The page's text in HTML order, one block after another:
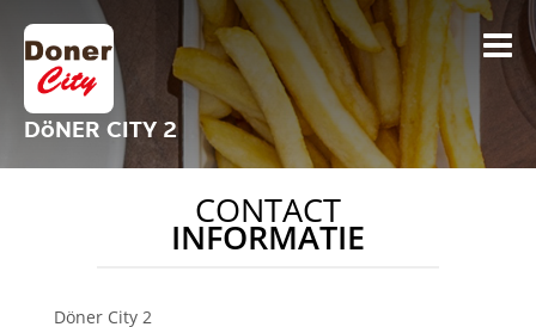
DöNER CITY 2
CONTACT
INFORMATIE
Döner City 2